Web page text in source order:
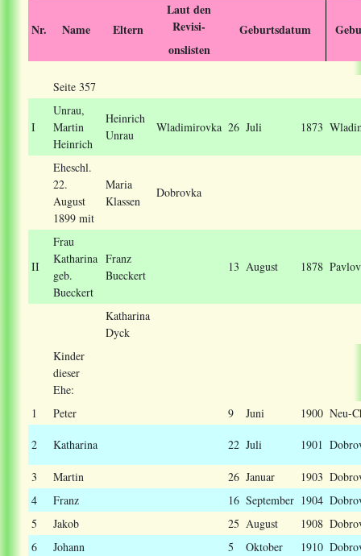
Nr. Name Eltern
Laut den
Revisi-
Geburtsdatum
onslisten
Seite 357
I
Unrau,
Martin
Heinrich
Heinrich
Unrau
Wladimirovka 26 Juli 1873
Eheschl.
22.
August
1899 mit
Maria
Klassen
Dobrovka
II
Frau
Katharina
geb.
Bueckert
Franz
Bueckert
13 August 1878
Katharina
Dyck
Kinder
dieser
Ehe:
1
Peter 9 Juni 1900 Neu-
2 Katharina 22 Juli 1901
3 Martin 26 Januar 1903
4
Franz 16 September 1904
5
Jakob 25 August 1908
6
Johann 5 Oktober 1910